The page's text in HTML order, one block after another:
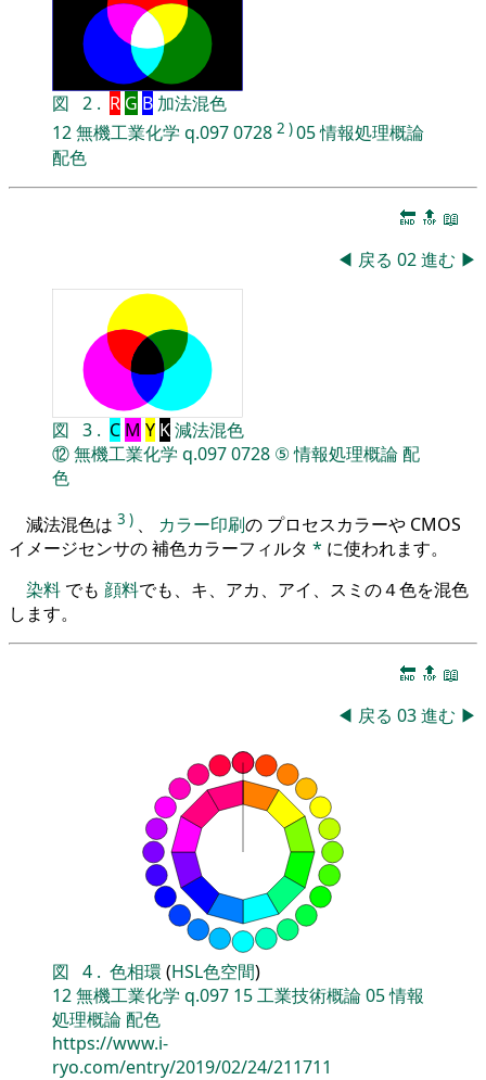
図 2 . R G B加法混色
12無機工業化学 q.0970728 2 )05情報処理概論
配色
🔚 🔝 📖
◀ 戻る 02進む ▶
図 3 . C M Y K減法混色
⑫無機工業化学 q.0970728 ⑤情報処理概論配
色
減法混色は 3 ) 、 カラー印刷の プロセスカラーや CMOS
イメージセンサの 補色カラーフィルタ * に使われます。
染料 でも 顔料でも、キ、アカ、アイ、スミの４色を混色
します。
🔚 🔝 📖
◀ 戻る 03進む ▶
図 4 . 色相環 (HSL色空間)
12無機工業化学 q.097 15工業技術概論05情報
処理概論配色
https://www.i-
ryo.com/entry/2019/02/24/211711